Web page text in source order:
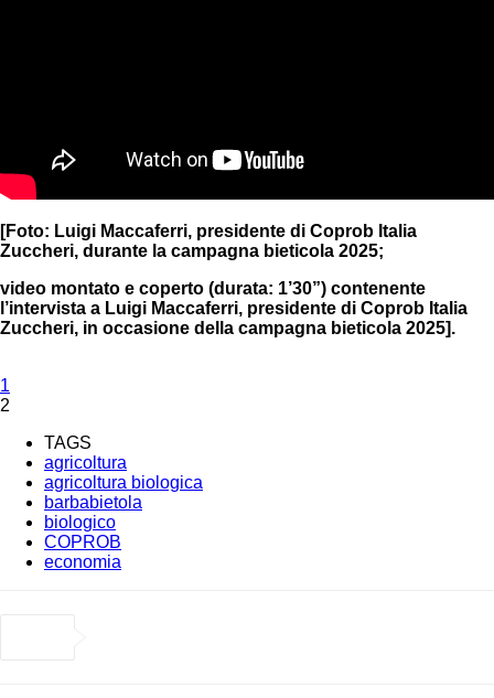
[Foto: Luigi Maccaferri, presidente di Coprob Italia
Zuccheri, durante la campagna bieticola 2025;
video montato e coperto (durata: 1’30”) contenente
l’intervista a Luigi Maccaferri, presidente di Coprob Italia
Zuccheri, in occasione della campagna bieticola 2025].
1
2
TAGS
agricoltura
agricoltura biologica
barbabietola
biologico
COPROB
economia